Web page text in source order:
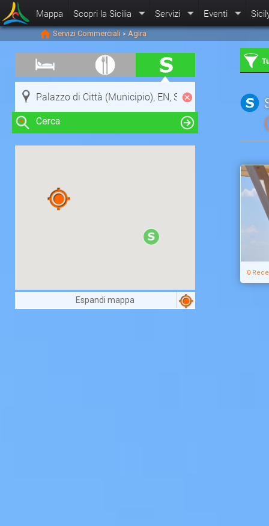
Mappa Scopri la Sicilia Servizi Eventi
Servizi Commerciali > Agira
Cerca
Clicca su una risorsa nella mappa
per visualizzare le informazioni
Espandi mappa
0